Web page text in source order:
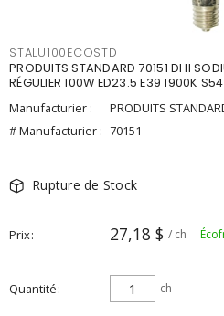
STALU100ECOSTD
PRODUITS STANDARD 70151 DHI
RÉGULIER 100W ED23.5 E39 1900K
Manufacturier :
PRODUITS
# Manufacturier : 70151
Rupture de Stock
Prix 27,18 $ / ch
Quantité ch